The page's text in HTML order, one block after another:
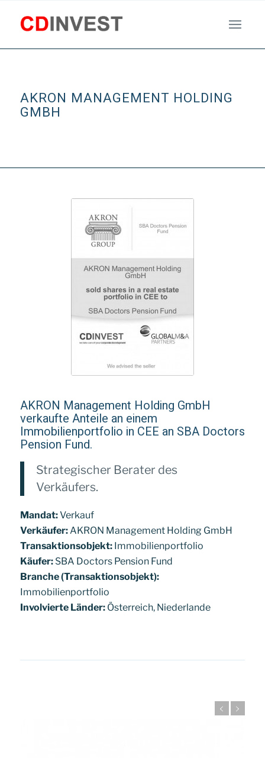
AKRON MANAGEMENT HOLDING
GMBH
AKRON Management Holding GmbH
verkaufte Anteile an einem
Immobilienportfolio in CEE an SBA Doctors
Pension Fund.
Strategischer Berater des
Verkäufers.
Mandat:Verkauf
Verkäufer:AKRON Management Holding GmbH
Transaktionsobjekt:Immobilienportfolio
Käufer:SBA Doctors Pension Fund
Branche (Transaktionsobjekt):
Immobilienportfolio
Involvierte Länder:Österreich, Niederlande